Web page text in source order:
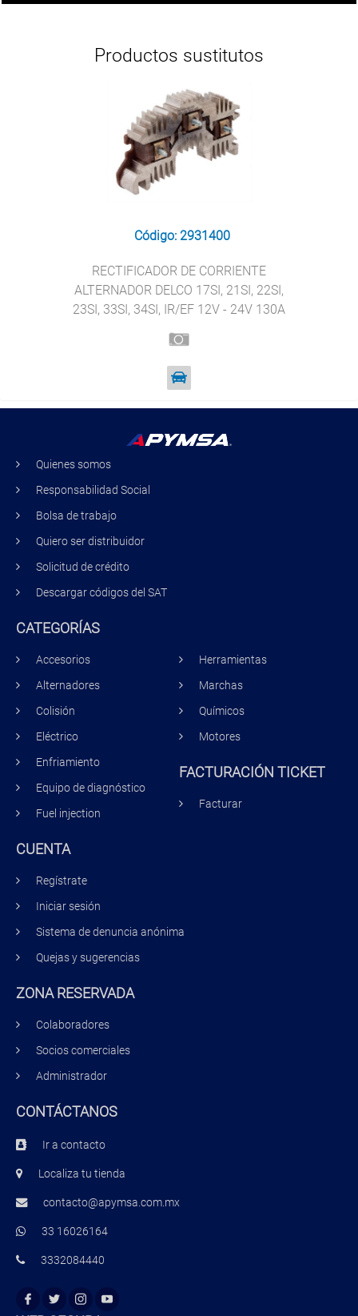
Productos sustitutos
Código: 2931400
RECTIFICADOR DE CORRIENTE
ALTERNADOR DELCO 17SI, 21SI, 22SI,
23SI, 33SI, 34SI, IR/EF 12V - 24V 130A
Quienes somos
Responsabilidad Social
Bolsa de trabajo
Quiero ser distribuidor
Solicitud de crédito
Descargar códigos del SAT
CATEGORÍAS
Accesorios
Alternadores
Colisión
Eléctrico
Enfriamiento
Equipo de diagnóstico
Fuel injection
Herramientas
Marchas
Químicos
Motores
FACTURACIÓN TICKET
Facturar
CUENTA
Regístrate
Iniciar sesión
Sistema de denuncia anónima
Quejas y sugerencias
ZONA RESERVADA
Colaboradores
Socios comerciales
Administrador
CONTÁCTANOS
Ir a contacto
Localiza tu tienda
contacto@apymsa.com.mx
33 16026164
3332084440